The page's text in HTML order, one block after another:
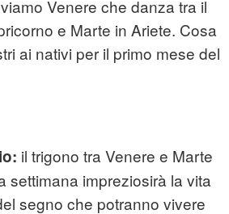
Venere che danza tra il
e Marte in Ariete. Cosa
ai nativi per il primo mese del
il trigono tra Venere e Marte
settimana impreziosirà la vita
segno che potranno vivere